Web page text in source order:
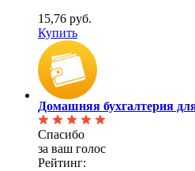
15,76 руб.
Купить
Домашняя бухгалтерия
Спасибо
за ваш голос
Рейтинг: